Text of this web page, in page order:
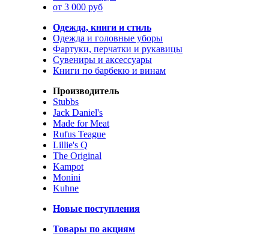
от 3 000 руб
Одежда, книги и стиль
Одежда и головные уборы
Фартуки, перчатки и рукавицы
Сувениры и аксессуары
Книги по барбекю и винам
Производитель
Stubbs
Jack Daniel's
Made for Meat
Rufus Teague
Lillie's Q
The Original
Kampot
Monini
Kuhne
Новые поступления
Товары по акциям